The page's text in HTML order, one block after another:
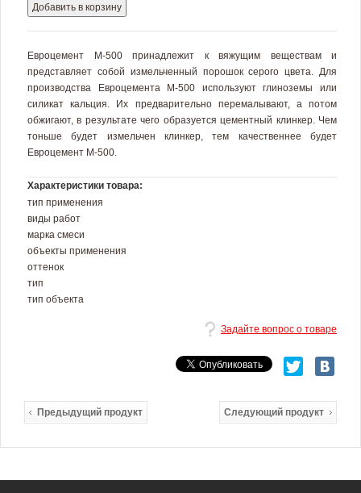
Добавить в корзину
Евроцемент М-500 принадлежит к вяжущим веществам и
представляет собой измельченный порошок серого цвета. Для
производства Евроцемента М-500 используют глиноземы или
силикат кальция. Их предварительно перемалывают, а потом
обжигают, в результате чего образуется цементный клинкер. Чем
тоньше будет измельчен клинкер, тем качественнее будет
Евроцемент М-500.
Характеристики товара:
тип применения
виды работ
марка смеси
объекты применения
оттенок
тип
тип объекта
Задайте вопрос о товаре
Предыдущий продукт Следующий продукт